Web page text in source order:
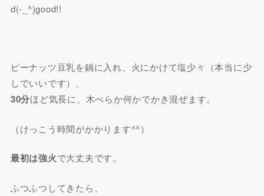
d(-_^)good!!
ピーナッツ豆乳を鍋に入れ、火にかけて塩少々（本当に少
しでいいです）、
30分ほど気長に、木べらか何かでかき混ぜます。
（けっこう時間がかかります^^）
最初は強火で大丈夫です。
ふつふつしてきたら、